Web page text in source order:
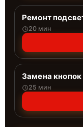
Ремонт
20 мин
Замена кнопок
25 мин